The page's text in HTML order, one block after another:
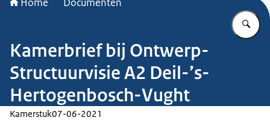
Kamerbrief bij Ontwerp-
Structuurvisie A2 Deil-’s-
Hertogenbosch-Vught
Kamerstuk07-06-2021